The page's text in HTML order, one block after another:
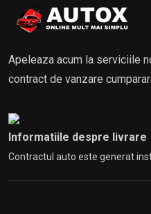
Apeleaza acum la serviciile
contract de vanzare
Informatiile despre livrare
Contractul auto este generat